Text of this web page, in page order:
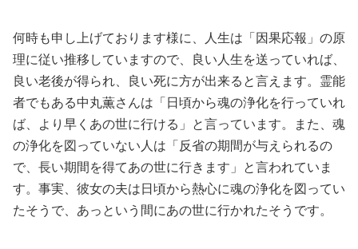
何時も申し上げております様に、人生は「因果応報」の原
理に従い推移していますので、良い人生を送っていれば、
良い老後が得られ、良い死に方が出来ると言えます。霊能
者でもある中丸薫さんは「日頃から魂の浄化を行っていれ
ば、より早くあの世に行ける」と言っています。また、魂
の浄化を図っていない人は「反省の期間が与えられるの
で、長い期間を得てあの世に行きます」と言われていま
す。事実、彼女の夫は日頃から熱心に魂の浄化を図ってい
たそうで、あっという間にあの世に行かれたそうです。